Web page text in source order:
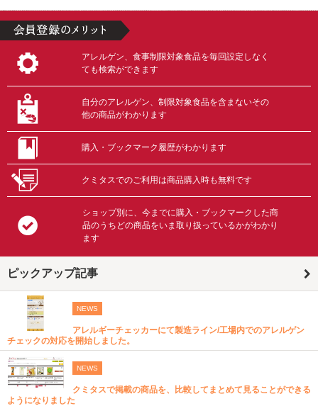
アレルゲン、食事制限対象食品を毎回設定しなく
ても検索ができます
自分のアレルゲン、制限対象食品を含まないその
他の商品がわかります
購入・ブックマーク履歴がわかります
クミタスでのご利用は商品購入時も無料です
ショップ別に、今までに購入・ブックマークした商
品のうちどの商品をいま取り扱っているかがわかり
ます
ピックアップ記事
NEWS
アレルギーチェッカーにて製造ライン/工場内でのアレルゲン
チェックの対応を開始しました。
NEWS
クミタスで掲載の商品を、比較してまとめて見ることができる
ようになりました